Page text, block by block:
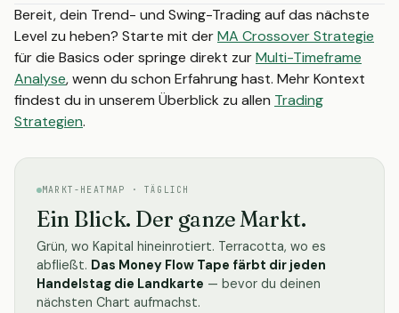
Bereit, dein Trend- und Swing-Trading auf das nächste
Level zu heben? Starte mit derMA Crossover Strategie
für die Basics oder springe direkt zurMulti-Timeframe
Analyse, wenn du schon Erfahrung hast. Mehr Kontext
findest du in unserem Überblick zu allen Trading
Strategien.
MARKT-HEATMAP · TÄGLICH
Ein Blick. Der ganze Markt.
Grün, wo Kapital hineinrotiert. Terracotta, wo es
abfließt. Das Money Flow Tape färbt dir jeden
Handelstag die Landkarte — bevor du deinen
nächsten Chart aufmachst.